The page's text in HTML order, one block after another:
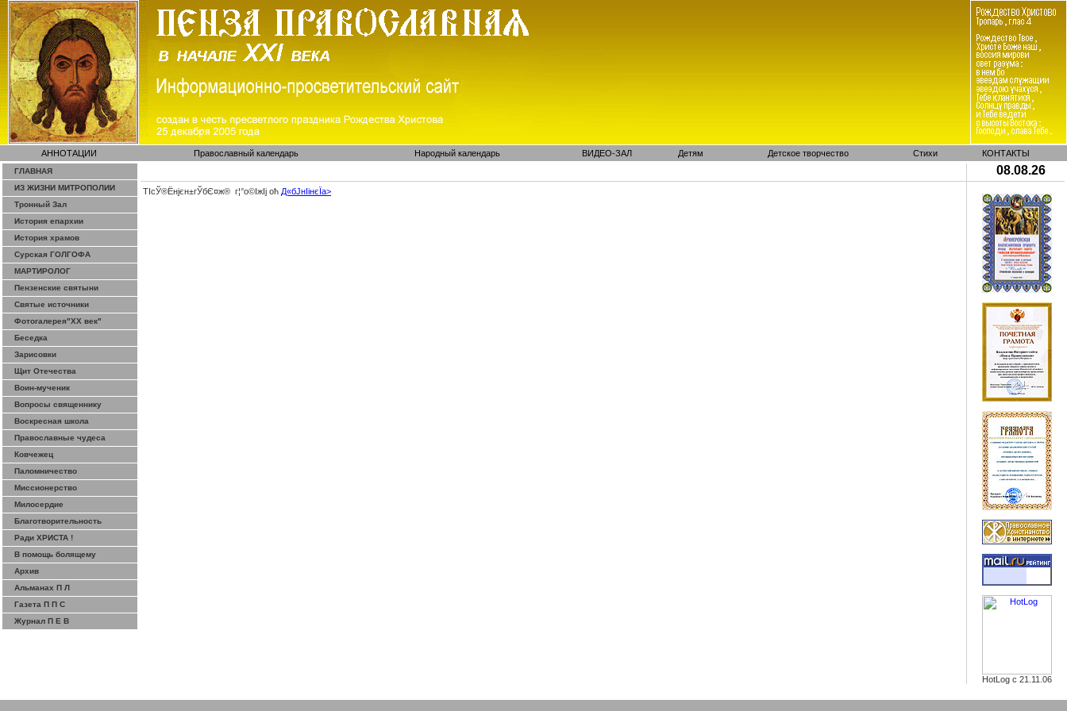
АННОТАЦИИ Православный календарь Народный календарь ВИДЕО-ЗАЛ Детям Детское творчество Стихи КОНТАКТЫ
ГЛАВНАЯ
ИЗ ЖИЗНИ МИТРОПОЛИИ
Тронный Зал
История епархии
История храмов
Сурская ГОЛГОФА
МАРТИРОЛОГ
Пензенские святыни
Святые источники
Фотогалерея"ХХ век"
Беседка
Зарисовки
Щит Отечества
Воин-мученик
Вопросы священнику
Воскресная школа
Православные чудеса
Ковчежец
Паломничество
Миссионерство
Милосердие
Благотворительность
Ради ХРИСТА !
В помощь болящему
Архив
Альманах П Л
Газета П П С
Журнал П Е В
08.08.26
ТІсЎ®Ёнјєн±­гЎ­бЄ¤ж® г¦°о©ІжІј оћ Д«бЈ­нІінєЇa>
HotLog с 21.11.06